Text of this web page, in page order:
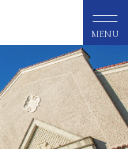
MENU